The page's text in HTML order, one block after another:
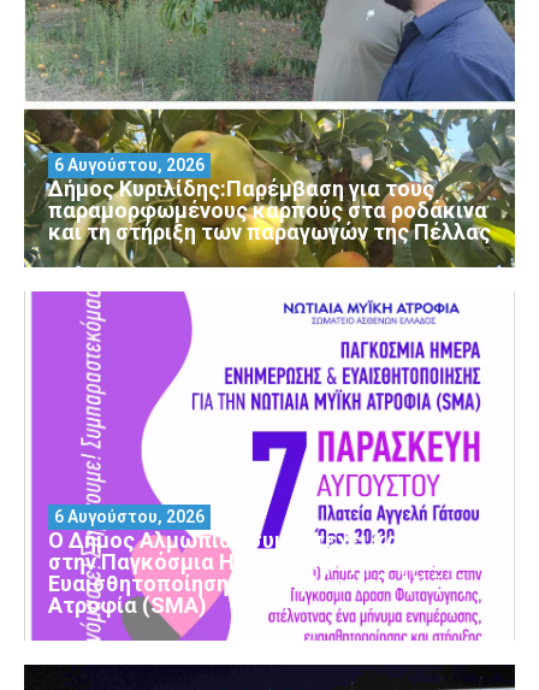
Δήμος Κυριλίδης:Παρέμβαση για τους
παραμορφωμένους καρπούς στα ροδάκινα
και τη στήριξη των παραγωγών της Πέλλας
6 Αυγούστου, 2026
Ο Δήμος Αλμωπίας συμμετέχει και φέτος
στην Παγκόσμια Ημέρα Ενημέρωσης και
Ευαισθητοποίησης για τη Νωτιαία Μυϊκή
Ατροφία (SMA)
6 Αυγούστου, 2026